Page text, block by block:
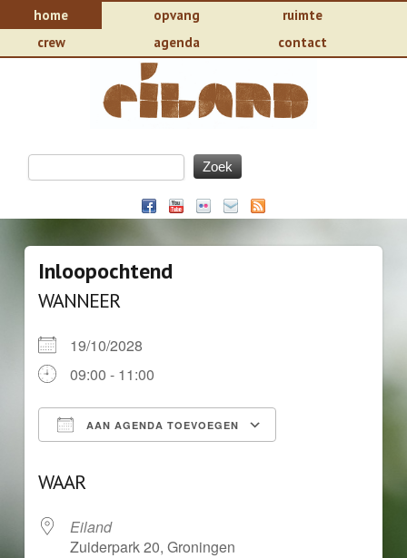
home opvang
ruimte
crew
agenda contact
Inloopochtend
WANNEER
19/10/2028
09:00 - 11:00
AAN AGENDA TOEVOEGEN
WAAR
Eiland
Zuiderpark 20, Groningen